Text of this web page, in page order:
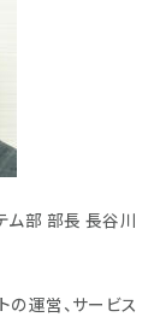
ム部 部長 長谷川
の運営、サービス